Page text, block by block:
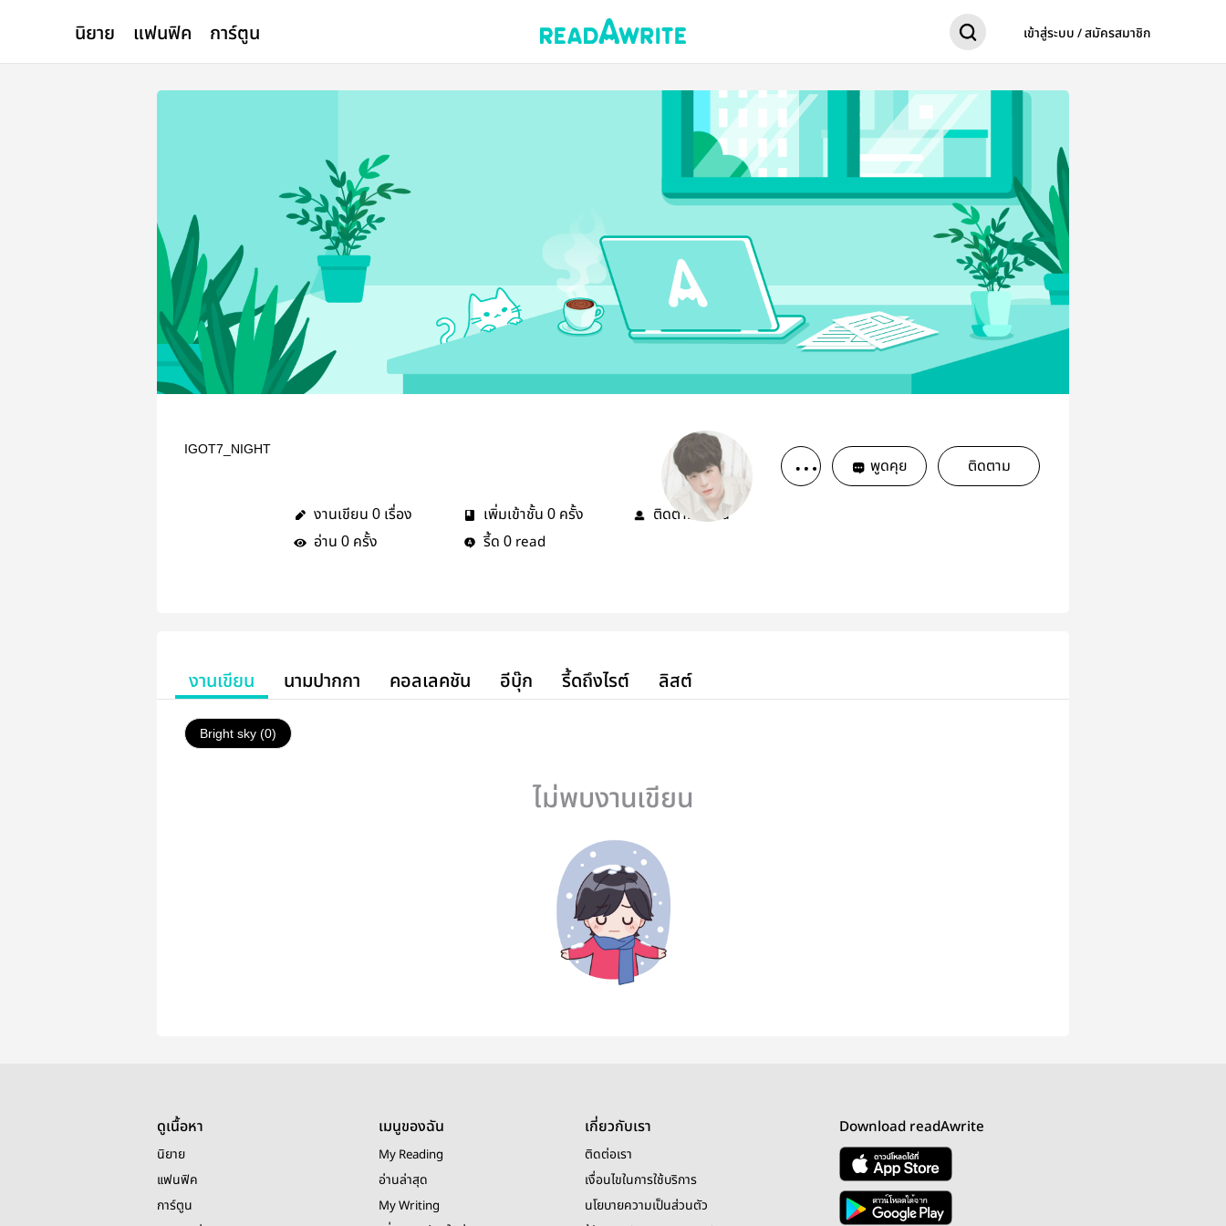
นิยาย แฟนฟิค การ์ตูน เข้าสู่ระบบ / สมัครสมาชิก
IGOT7_NIGHT
พูดคุย ติดตาม
งานเขียน 0 เรื่อง เพิ่มเข้าชั้น 0 ครั้ง ติดตาม คน
อ่าน 0 ครั้ง รี้ด 0 read
งานเขียน นามปากกา คอลเลคชัน อีบุ๊ก รี้ดถึงไรต์ ลิสต์
Bright sky (0)
ไม่พบงานเขียน
ดูเนื้อหา
นิยาย
แฟนฟิค
การ์ตูน
เมนูของฉัน
My Reading
อ่านล่าสุด
My Writing
เกี่ยวกับเรา
ติดต่อเรา
เงื่อนไขในการใช้บริการ
นโยบายความเป็นส่วนตัว
Download readAwrite